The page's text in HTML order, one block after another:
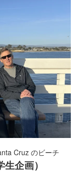
Cruz のビーチ
企画）